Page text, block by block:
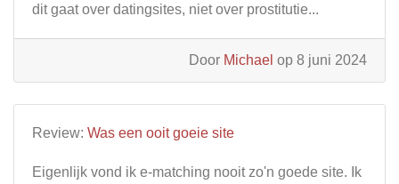
dit gaat over datingsites, niet over prostitutie...
Door Michael op 8 juni 2024
Review: Was een ooit goeie site
Eigenlijk vond ik e-matching nooit zo'n goede site. Ik